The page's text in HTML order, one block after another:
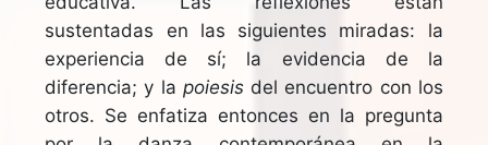
sustentadas en las siguientes miradas: la
experiencia de sí; la evidencia de la
diferencia; y la poiesis del encuentro con los
otros. Se enfatiza entonces en la pregunta